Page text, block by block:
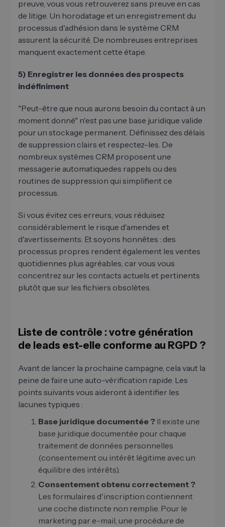
preuve, vous vous retrouverez sans preuve en cas
de litige. Un horodatage et un enregistrement du
processus d'adhésion dans le système CRM
assurent la sécurité. De nombreuses entreprises
manquent exactement cette étape.
5) Enregistrer les données des prospects
indéfiniment
"Peut-être que nous aurons besoin du contact à un
moment donné" n'est pas une base juridique valide
pour un stockage permanent. Définissez des délais
de suppression clairs et respectez-les. De
nombreux systèmes CRM proposent une
messagerie automatiquedes rappels ou des
routines de suppression qui simplifient ce
processus.
Si vous évitez ces erreurs, vous réduisez
considérablement le risque d'amendes et
d'avertissements. Et soyons honnêtes : des
processus propres rendent également les ventes
quotidiennes plus agréables, car vous vous
concentrez sur les contacts actuels et pertinents
plutôt que sur les fichiers obsolètes.
Liste de contrôle : votre génération
de leads est-elle conforme au RGPD ?
Avant de lancer la prochaine campagne, cela vaut la
peine de faire une auto-vérification rapide. Les
points suivants vous aideront à identifier les
lacunes typiques :
Base juridique documentée ? Il existe une
base juridique documentée pour chaque
traitement de données personnelles
(consentement ou intérêt légitime avec un
équilibre des intérêts).
Consentement obtenu correctement ?
Les formulaires d'inscription contiennent
une coche distincte non remplie. Pour le
marketing par e-mail, une procédure de